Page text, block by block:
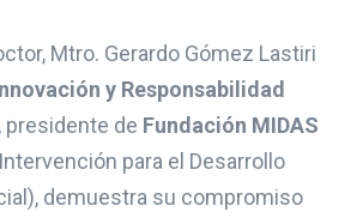
Mtro. Gerardo Gómez Lastiri
y Responsabilidad
presidente de Fundación MIDAS
para el Desarrollo
demuestra su compromiso